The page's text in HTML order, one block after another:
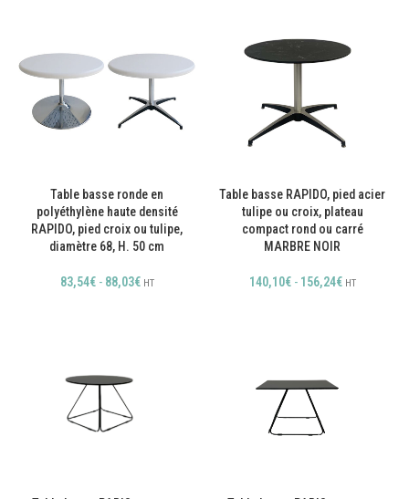
Table basse ronde en
polyéthylène haute densité
RAPIDO, pied croix ou tulipe,
diamètre 68, H. 50 cm
83,54€- 88,03€ HT
Table basse RAPIDO, pied acier
tulipe ou croix, plateau
compact rond ou carré
MARBRE NOIR
140,10€- 156,24€ HT